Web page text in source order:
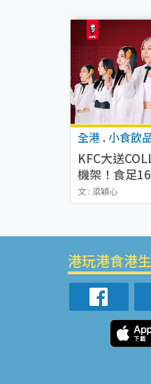
全港 . 小食飲
KFC大送
機架！食足
爆脆雞出新
沾醬！
文 : 梁穎心
港玩港食港